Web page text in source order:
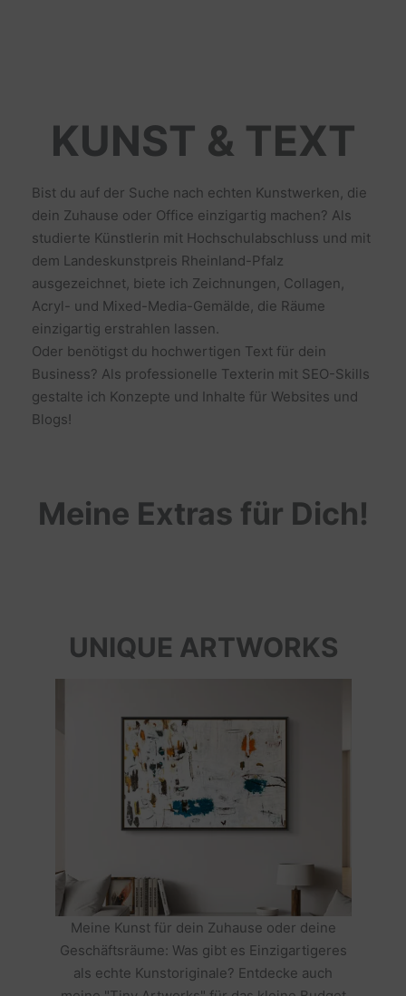
KUNST & TEXT
Bist du auf der Suche nach echten Kunstwerken, die
dein Zuhause oder Office einzigartig machen? Als
studierte Künstlerin mit Hochschulabschluss und mit
dem Landeskunstpreis Rheinland-Pfalz
ausgezeichnet, biete ich Zeichnungen, Collagen,
Acryl- und Mixed-Media-Gemälde, die Räume
einzigartig erstrahlen lassen.
Oder benötigst du hochwertigen Text für dein
Business? Als professionelle Texterin mit SEO-Skills
gestalte ich Konzepte und Inhalte für Websites und
Blogs!
Meine Extras für Dich!
UNIQUE ARTWORKS
Meine Kunst für dein Zuhause oder deine
Geschäftsräume: Was gibt es Einzigartigeres
als echte Kunstoriginale? Entdecke auch